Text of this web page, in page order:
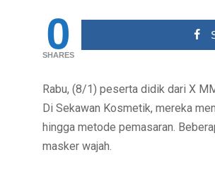
0
SHARES
Rabu, (8/1) peserta didik dari X
Di Sekawan Kosmetik, mereka
hingga metode pemasaran.
masker wajah.